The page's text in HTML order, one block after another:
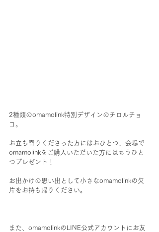
2種類のomamolink特別デザインのチロルチョ
コ。
お立ち寄りくださった方にはおひとつ、会場で
omamolinkをご購入いただいた方にはもうひと
つプレゼント！
お出かけの思い出として小さなomamolinkの欠
片をお持ち帰りください。
また、omamolinkのLINE公式アカウントにお友